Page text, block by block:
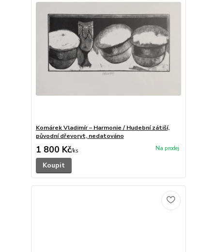
Komárek Vladimír – Harmonie / Hudební zátiší,
původní dřevoryt, nedatováno
1 800 Kč/ks
Koupit